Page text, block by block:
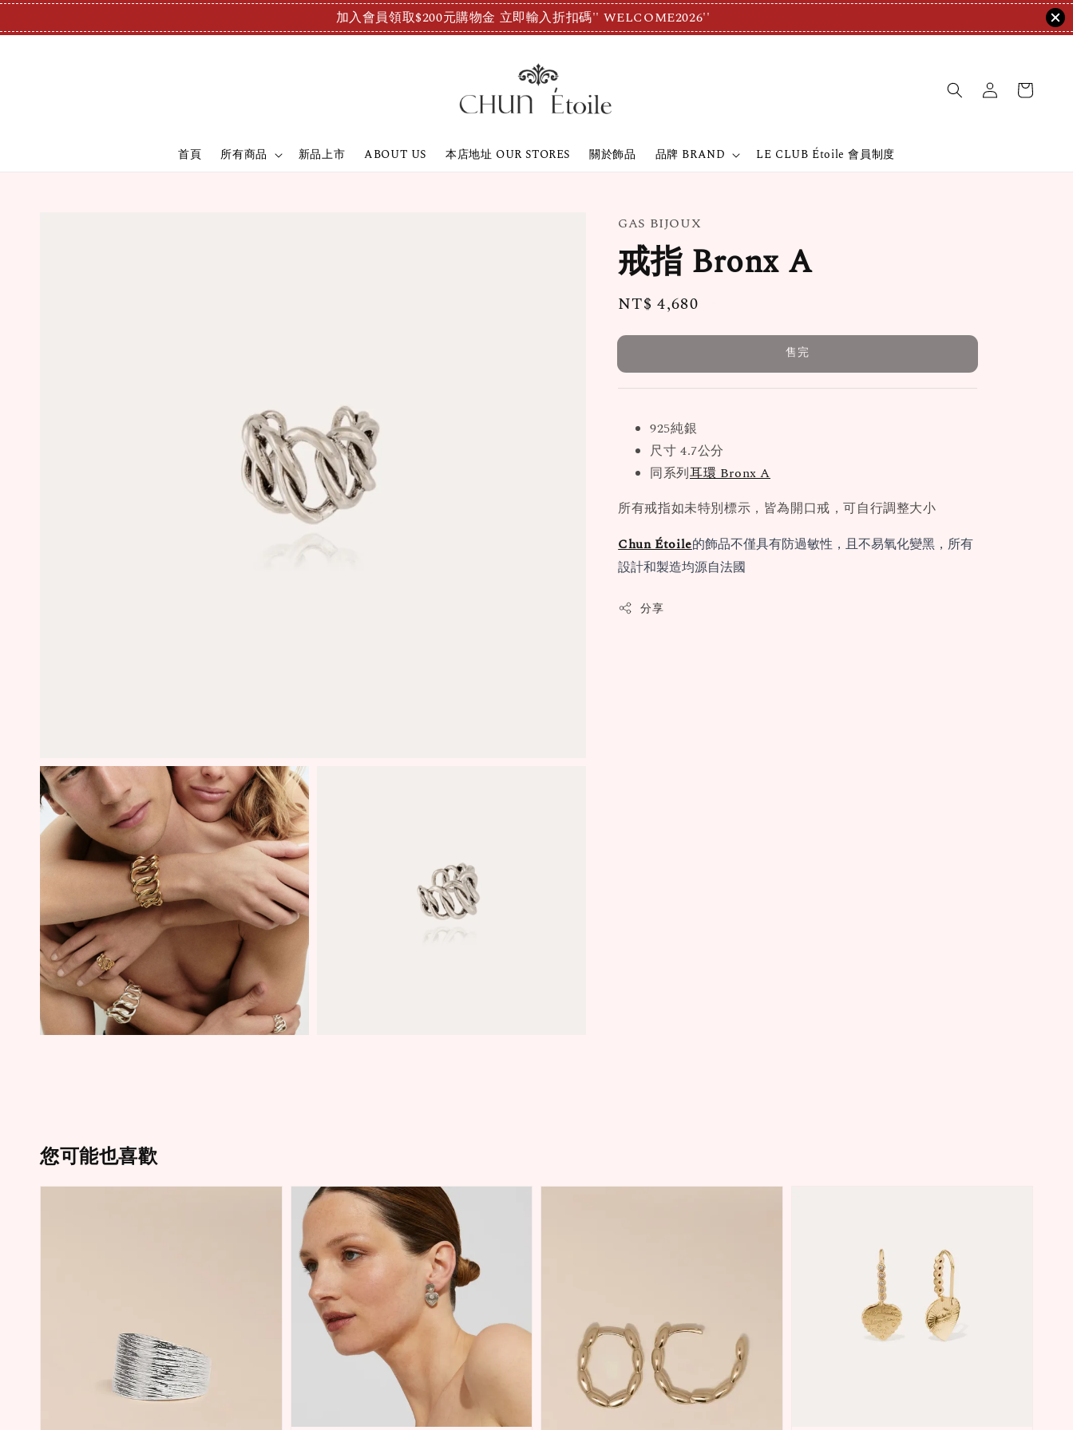
加入會員領取$200元購物金 立即輸入折扣碼'' WELCOME2026''
首頁 所有商品 新品上市 ABOUT US 本店地址 OUR STORES 關於飾品 品牌 BRAND LE CLUB Étoile 會員制度
GAS BIJOUX
戒指 Bronx A
Regular
NT$ 4,680
售完
925純銀
尺寸 4.7公分
同系列耳環 Bronx A
所有戒指如未特別標示，皆為開口戒，可自行調整大小
Chun Étoile的飾品不僅具有防過敏性，且不易氧化變黑，所有
設計和製造均源自法國
分享
您可能也喜歡